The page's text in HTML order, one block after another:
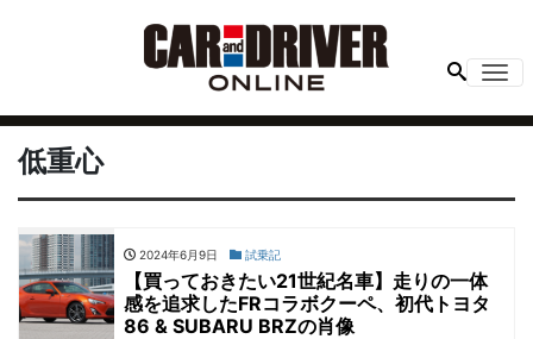
低重心
2024年6月9日 試乗記
【買っておきたい21世紀名車】走りの一体
感を追求したFRコラボクーペ、初代トヨタ
86 & SUBARU BRZの肖像